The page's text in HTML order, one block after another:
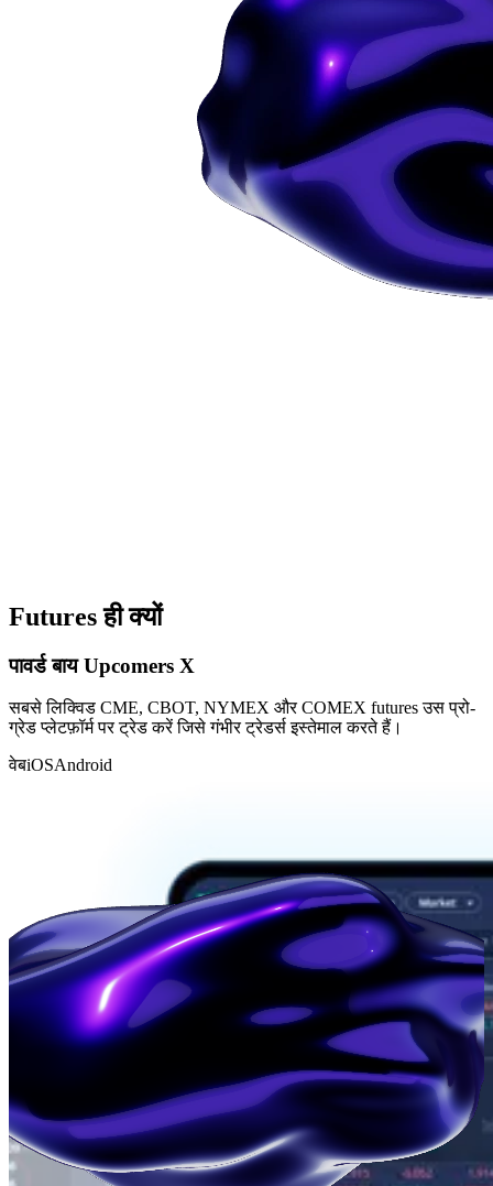
Futures ही क्यों
पावर्ड बाय Upcomers X
सबसे लिक्विड CME, CBOT, NYMEX और COMEX futures उस प्रो-
ग्रेड प्लेटफ़ॉर्म पर ट्रेड करें जिसे गंभीर ट्रेडर्स इस्तेमाल करते हैं।
वेबiOSAndroid